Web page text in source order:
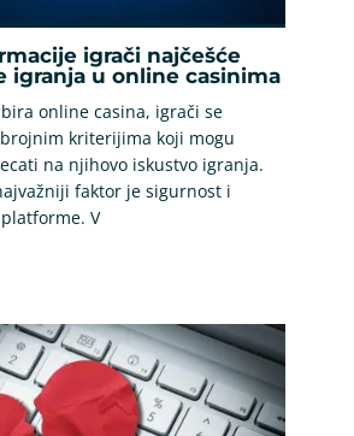
igrači najčešće
igranja u online casinima
online casina, igrači se
kriterijima koji mogu
na njihovo iskustvo igranja.
faktor je sigurnost i
V